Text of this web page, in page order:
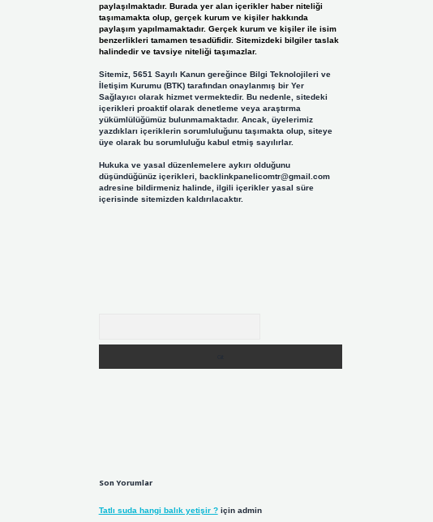
paylaşılmaktadır. Burada yer alan içerikler haber niteliği
taşımamakta olup, gerçek kurum ve kişiler hakkında
paylaşım yapılmamaktadır. Gerçek kurum ve kişiler ile isim
benzerlikleri tamamen tesadüfidir. Sitemizdeki bilgiler taslak
halindedir ve tavsiye niteliği taşımazlar.
Sitemiz, 5651 Sayılı Kanun gereğince Bilgi Teknolojileri ve
İletişim Kurumu (BTK) tarafından onaylanmış bir Yer
Sağlayıcı olarak hizmet vermektedir. Bu nedenle, sitedeki
içerikleri proaktif olarak denetleme veya araştırma
yükümlülüğümüz bulunmamaktadır. Ancak, üyelerimiz
yazdıkları içeriklerin sorumluluğunu taşımakta olup, siteye
üye olarak bu sorumluluğu kabul etmiş sayılırlar.
Hukuka ve yasal düzenlemelere aykırı olduğunu
düşündüğünüz içerikleri, backlinkpanelicomtr@gmail.com
adresine bildirmeniz halinde, ilgili içerikler yasal süre
içerisinde sitemizden kaldırılacaktır.
Son Yorumlar
Tatlı suda hangi balık yetişir ?için admin